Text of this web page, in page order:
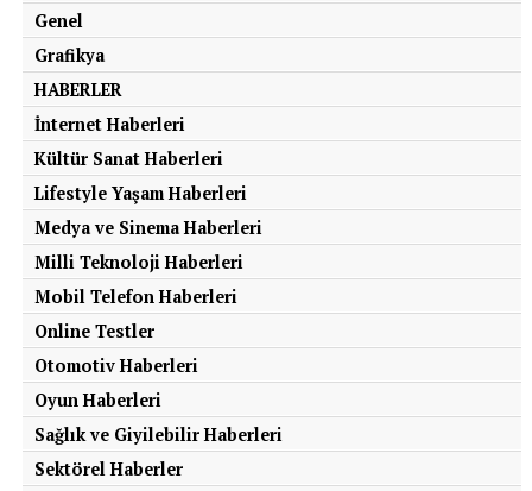
Genel
Grafikya
HABERLER
İnternet Haberleri
Kültür Sanat Haberleri
Lifestyle Yaşam Haberleri
Medya ve Sinema Haberleri
Milli Teknoloji Haberleri
Mobil Telefon Haberleri
Online Testler
Otomotiv Haberleri
Oyun Haberleri
Sağlık ve Giyilebilir Haberleri
Sektörel Haberler